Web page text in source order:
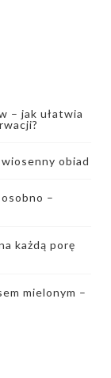
– jak ułatwia
obiad
–
każdą porę
mielonym –